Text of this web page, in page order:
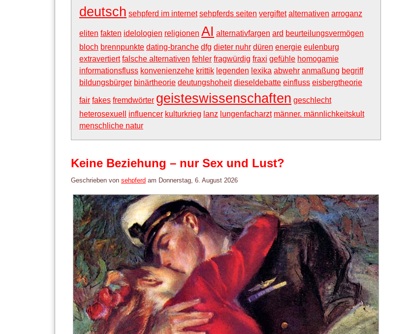
deutsch sehpferd im internet sehpferds seiten vergiftet alternativen arroganz
eliten fakten idelologien religionen AI alternativfargen ard beurteilungsvermögen
bloch brennpunkte dating-branche dfg dieter nuhr düren energie eulenburg
extravertiert falsche alternativen fehler fragwürdig fraxi gefühle homogamie
informationsfluss konvenienzehe krittik legenden lexika abwehr anmaßung begriff
bildungsbürger binärtheorie deutungshoheit dieseldebatte einfluss eisbergtheorie
fair fakes fremdwörter geisteswissenschaften geschlecht
heterosexuell
influencer kulturkrieg lanz lungenfacharzt männer. männlichkeitskult
menschliche natur
Keine Beziehung – nur Sex und Lust?
Geschrieben von sehpferd am Donnerstag, 6. August 2026